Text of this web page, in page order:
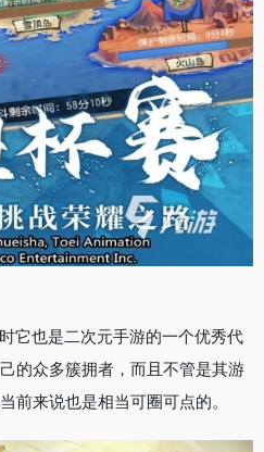
它也是二次元手游的一个优秀代
的众多簇拥者，而且不管是其游
前来说也是相当可圈可点的。